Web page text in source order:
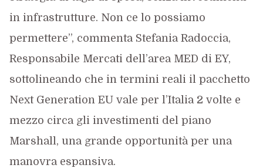
in infrastrutture. Non ce lo possiamo
permettere”, commenta Stefania Radoccia,
Responsabile Mercati dell’area MED di EY,
sottolineando che in termini reali il pacchetto
Next Generation EU vale per l’Italia 2 volte e
mezzo circa gli investimenti del piano
Marshall, una grande opportunità per una
manovra espansiva.